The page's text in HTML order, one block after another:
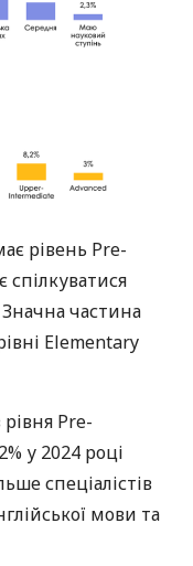
рівень Pre-
Значна частина
Elementary
Pre-
у 2024 році
спеціалістів
мови та